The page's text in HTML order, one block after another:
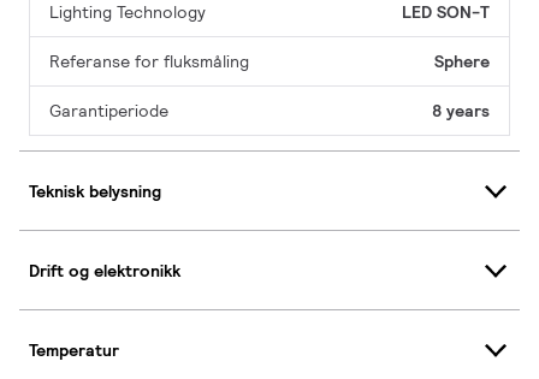
Lighting Technology LED SON-T
Referanse for fluksmåling Sphere
Garantiperiode 8 years
Teknisk belysning
Drift og elektronikk
Temperatur